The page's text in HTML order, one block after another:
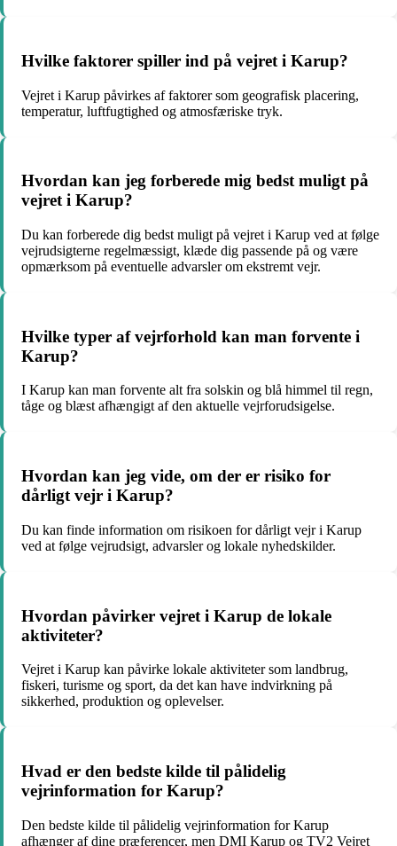
Hvilke faktorer spiller ind på vejret i Karup?
Vejret i Karup påvirkes af faktorer som geografisk placering,
temperatur, luftfugtighed og atmosfæriske tryk.
Hvordan kan jeg forberede mig bedst muligt på
vejret i Karup?
Du kan forberede dig bedst muligt på vejret i Karup ved at følge
vejrudsigterne regelmæssigt, klæde dig passende på og være
opmærksom på eventuelle advarsler om ekstremt vejr.
Hvilke typer af vejrforhold kan man forvente i
Karup?
I Karup kan man forvente alt fra solskin og blå himmel til regn,
tåge og blæst afhængigt af den aktuelle vejrforudsigelse.
Hvordan kan jeg vide, om der er risiko for
dårligt vejr i Karup?
Du kan finde information om risikoen for dårligt vejr i Karup
ved at følge vejrudsigt, advarsler og lokale nyhedskilder.
Hvordan påvirker vejret i Karup de lokale
aktiviteter?
Vejret i Karup kan påvirke lokale aktiviteter som landbrug,
fiskeri, turisme og sport, da det kan have indvirkning på
sikkerhed, produktion og oplevelser.
Hvad er den bedste kilde til pålidelig
vejrinformation for Karup?
Den bedste kilde til pålidelig vejrinformation for Karup
afhænger af dine præferencer, men DMI Karup og TV2 Vejret